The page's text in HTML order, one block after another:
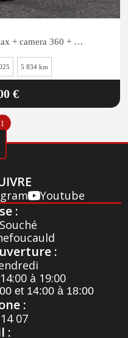
Hybride 145 ch bva e-dcs6 max + camera 360 + affichage tete haute
5 834 km
€
1
Youtube
:
:
à 19:00
et 14:00 à 18:00
:
07
: